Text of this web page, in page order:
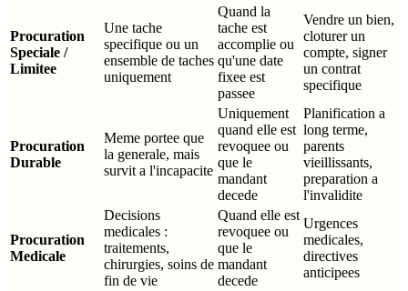
Procuration
Speciale /
Limitee
Une tache
specifique ou un
ensemble de taches
uniquement
Quand la
tache est
accomplie ou
qu'une date
fixee est
passee
Vendre un bien,
cloturer un
compte, signer
un contrat
specifique
Procuration
Durable
Meme portee que
la generale, mais
survit a l'incapacite
Uniquement
quand elle est
revoquee ou
que le
mandant
decede
Planification a
long terme,
parents
vieillissants,
preparation a
l'invalidite
Procuration
Medicale
Decisions
medicales :
traitements,
chirurgies, soins de
fin de vie
Quand elle est
revoquee ou
que le
mandant
decede
Urgences
medicales,
directives
anticipees